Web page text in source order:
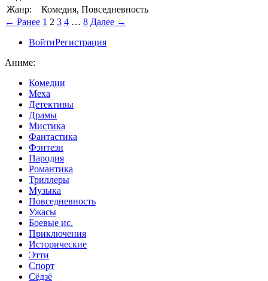
Жанр:
Комедия, Повседневность
← Ранее 1 2 3 4 … 8 Далее →
ВойтиРегистрация
Аниме:
Комедии
Меха
Детективы
Драмы
Мистика
Фантастика
Фэнтези
Пародия
Романтика
Триллеры
Музыка
Повседневность
Ужасы
Боевые ис.
Приключения
Исторические
Этти
Спорт
Сёдзё